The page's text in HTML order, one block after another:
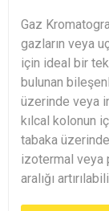
Gaz
gazların veya
için ideal bir
bulunan
üzerinde veya
kılcal kolonun
tabaka üzerinde
izotermal veya
aralığı